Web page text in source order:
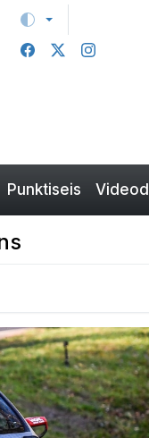
Punktiseis Videod